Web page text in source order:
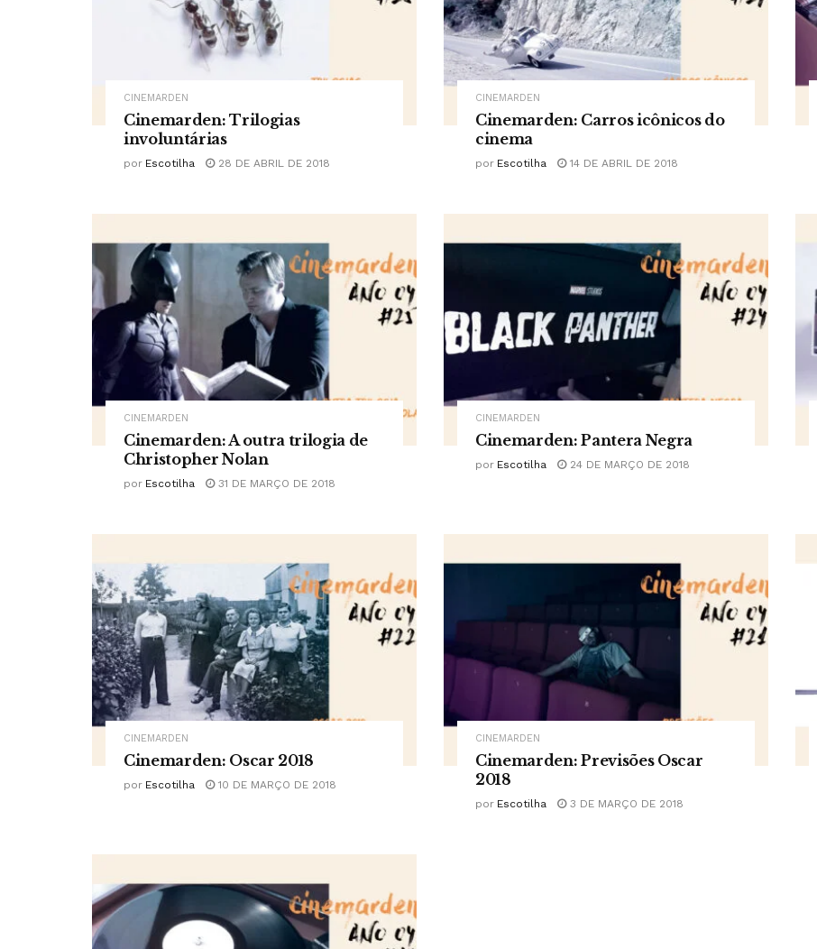
CINEMARDEN
Cinemarden: Trilogias
involuntárias
por Escotilha 28 DE ABRIL DE 2018
CINEMARDEN
Cinemarden: Carros icônicos do
cinema
por Escotilha 14 DE ABRIL DE 2018
CINEMARDEN
Cinemarden: A outra trilogia de
Christopher Nolan
por Escotilha 31 DE MARÇO DE 2018
CINEMARDEN
Cinemarden: Pantera Negra
por Escotilha 24 DE MARÇO DE 2018
CINEMARDEN
Cinemarden: Oscar 2018
por Escotilha 10 DE MARÇO DE 2018
CINEMARDEN
Cinemarden: Previsões Oscar
2018
por Escotilha 3 DE MARÇO DE 2018